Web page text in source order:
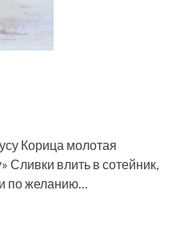
Корица молотая
Сливки влить в сотейник,
по желанию…